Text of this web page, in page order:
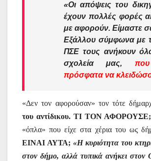
«Οι απόψεις του
έχουν πολλές φορές
με αφορούν. Είμαστε
Εξάλλου σύμφωνα με
ΠΣΕ τους ανήκουν
σχολεία μας,
πρόσφατα να
«Δεν τον αφορούσαν» τον τότε
του αντίδικου. ΤΙ ΤΟΝ
«όπλα» που είχε στα χέρια του ως
ΕΙΝΑΙ ΑΥΤΑ; «Η κυριότητα του
στον δήμο, αλλά τυπικά ανήκει στον